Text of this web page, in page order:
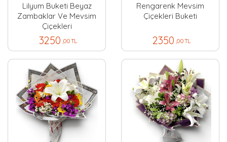
Lilyum Buketi Beyaz
Zambaklar Ve Mevsim
Çiçekleri
3250 ,00 TL
Rengarenk Mevsim
Çiçekleri Buketi
2350 ,00 TL